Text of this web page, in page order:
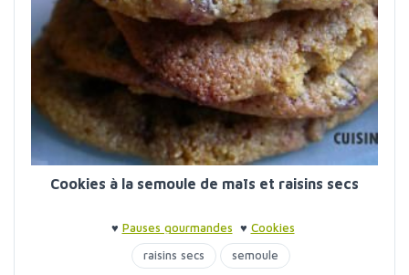
Cookies à la semoule de maïs et raisins secs
♥ Pauses gourmandes ♥ Cookies
raisins secs
semoule